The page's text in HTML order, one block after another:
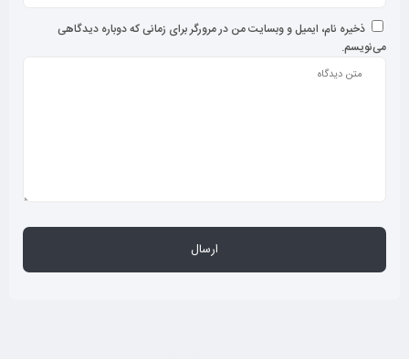
ذخیره نام، ایمیل و وبسایت من در مرورگر برای زمانی که دوباره دیدگاهی
می‌نویسم.